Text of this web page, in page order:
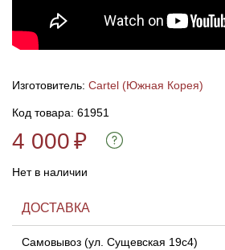
Изготовитель: Cartel (Южная Корея)
Код товара: 61951
4 000₽
Нет в наличии
ДОСТАВКА
Самовывоз (ул. Сущевская 19с4)
Линейки для настройки лука
Полочки для лука
Кликеры для лука
Киссеры для лука
Охотничьи ножи
Ножи складные